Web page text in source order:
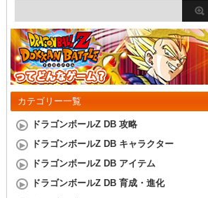
カテゴリー一覧
ドラゴンボールZ DB 攻略
ドラゴンボールZ DB キャラクター
ドラゴンボールZ DB アイテム
ドラゴンボールZ DB 育成・進化